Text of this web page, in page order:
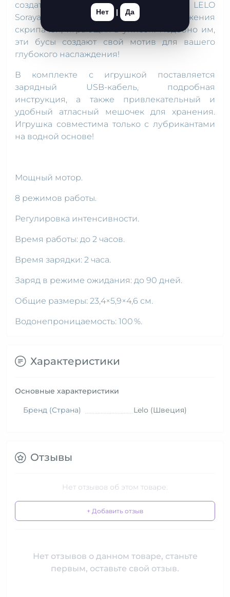
создателей анальных бус с вибрацией LELO
Soraya Beads вдохновили искусные движения
скрипачей, играющих в унисон. Подобно им,
эти бусы создают свой мотив для вашего
глубокого наслаждения!
В комплекте с игрушкой поставляется
зарядный USB-кабель, подробная
инструкция, а также привлекательный и
удобный атласный мешочек для хранения.
Игрушка совместима только с лубрикантами
на водной основе!
Мощный мотор.
8 режимов работы.
Регулировка интенсивности.
Время работы: до 2 часов.
Время зарядки: 2 часа.
Заряд в режиме ожидания: до 90 дней.
Общие размеры: 23,4×5,9×4,6 см.
Водонепроницаемость: 100 %.
Характеристики
Основные характеристики
Бренд (Страна) Lelo (Швеция)
Отзывы
Нет отзывов об этом товаре.
+ Добавить отзыв
Нет отзывов о данном товаре, станьте
первым, оставьте свой отзыв.
Нет | Да